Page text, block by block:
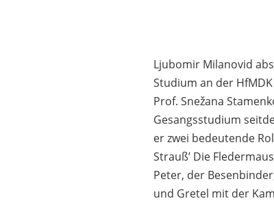
Ljubomir Milanovid
Studium an der
Prof. Snežana
Gesangsstudium
er zwei bedeutende
Strauß’ Die
Peter, der
und Gretel mit der